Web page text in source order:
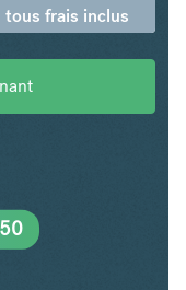
tous frais inclus